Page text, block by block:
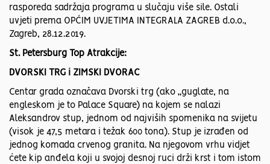
rasporeda sadržaja programa u slučaju više sile. Ostali
uvjeti prema OPĆIM UVJETIMA INTEGRALA ZAGREB d.o.o.,
Zagreb, 28.12.2019.
St. Petersburg Top Atrakcije:
DVORSKI TRG i ZIMSKI DVORAC
Centar grada označava Dvorski trg (ako „guglate, na
engleskom je to Palace Square) na kojem se nalazi
Aleksandrov stup, jednom od najviših spomenika na svijetu
(visok je 47,5 metara i težak 600 tona). Stup je izrađen od
jednog komada crvenog granita. Na njegovom vrhu vidjet
ćete kip anđela koji u svojoj desnoj ruci drži krst i tom istom